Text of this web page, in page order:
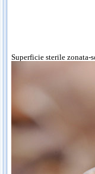
Superficie sterile zonata-